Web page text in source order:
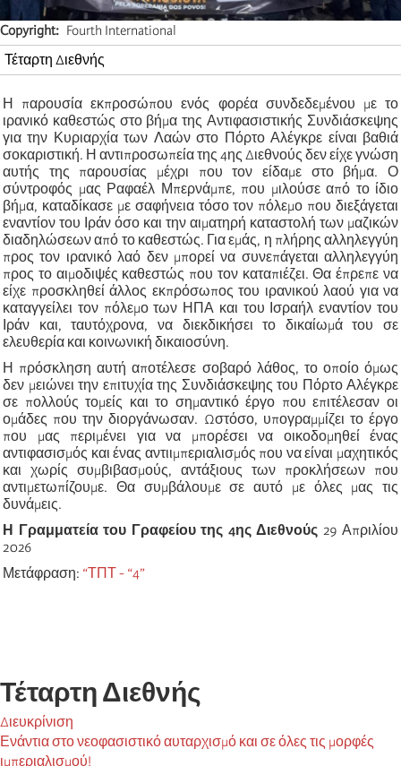
Copyright
Fourth International
Τέταρτη Διεθνής
Η παρουσία εκπροσώπου ενός φορέα συνδεδεμένου με το
ιρανικό καθεστώς στο βήμα της Αντιφασιστικής Συνδιάσκεψης
για την Κυριαρχία των Λαών στο Πόρτο Αλέγκρε είναι βαθιά
σοκαριστική. Η αντιπροσωπεία της 4ης Διεθνούς δεν είχε γνώση
αυτής της παρουσίας μέχρι που τον είδαμε στο βήμα. Ο
σύντροφός μας Ραφαέλ Μπερνάμπε, που μιλούσε από το ίδιο
βήμα, καταδίκασε με σαφήνεια τόσο τον πόλεμο που διεξάγεται
εναντίον του Ιράν όσο και την αιματηρή καταστολή των μαζικών
διαδηλώσεων από το καθεστώς. Για εμάς, η πλήρης αλληλεγγύη
προς τον ιρανικό λαό δεν μπορεί να συνεπάγεται αλληλεγγύη
προς το αιμοδιψές καθεστώς που τον καταπιέζει. Θα έπρεπε να
είχε προσκληθεί άλλος εκπρόσωπος του ιρανικού λαού για να
καταγγείλει τον πόλεμο των ΗΠΑ και του Ισραήλ εναντίον του
Ιράν και, ταυτόχρονα, να διεκδικήσει το δικαίωμά του σε
ελευθερία και κοινωνική δικαιοσύνη.
Η πρόσκληση αυτή αποτέλεσε σοβαρό λάθος, το οποίο όμως
δεν μειώνει την επιτυχία της Συνδιάσκεψης του Πόρτο Αλέγκρε
σε πολλούς τομείς και το σημαντικό έργο που επιτέλεσαν οι
ομάδες που την διοργάνωσαν. Ωστόσο, υπογραμμίζει το έργο
που μας περιμένει για να μπορέσει να οικοδομηθεί ένας
αντιφασισμός και ένας αντιιμπεριαλισμός που να είναι μαχητικός
και χωρίς συμβιβασμούς, αντάξιους των προκλήσεων που
αντιμετωπίζουμε. Θα συμβάλουμε σε αυτό με όλες μας τις
δυνάμεις.
Η Γραμματεία του Γραφείου της 4ης Διεθνούς 29 Απριλίου
2026
Μετάφραση: “ΤΠΤ - “4”
Τέταρτη Διεθνής
Διευκρίνιση
Ενάντια στο νεοφασιστικό αυταρχισμό και σε όλες τις μορφές
ιμπεριαλισμού!